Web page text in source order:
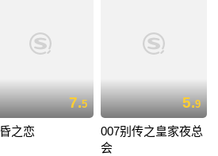
7.5
之恋
5.9
007别传之皇家夜总
会